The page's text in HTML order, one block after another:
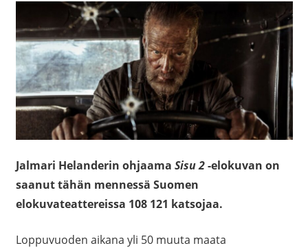
Jalmari Helanderin ohjaama Sisu 2-elokuvan on
saanut tähän mennessä Suomen
elokuvateattereissa 108 121 katsojaa.
Loppuvuoden aikana yli 50 muuta maata